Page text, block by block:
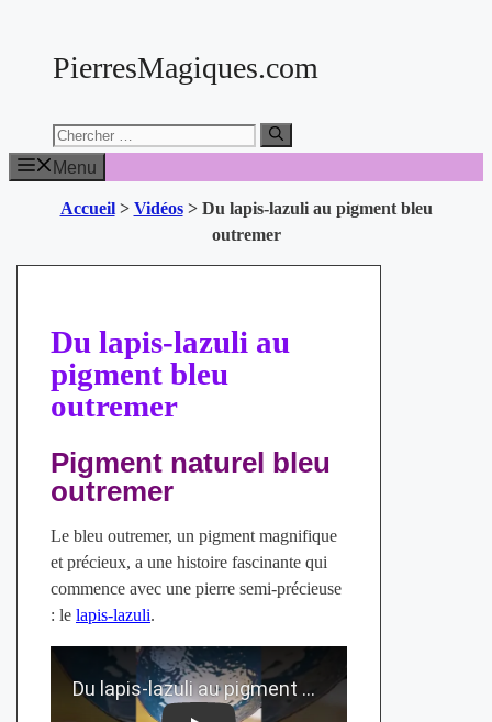
contenuPierresMagiques.com
Chercher:
Menu
Accueil> Vidéos> Du lapis-lazuli au pigment bleu
outremer
Du lapis-lazuli au
pigment bleu
outremer
Pigment naturel bleu
outremer
Le bleu outremer, un pigment magnifique
et précieux, a une histoire fascinante qui
commence avec une pierre semi-précieuse
: le lapis-lazuli.